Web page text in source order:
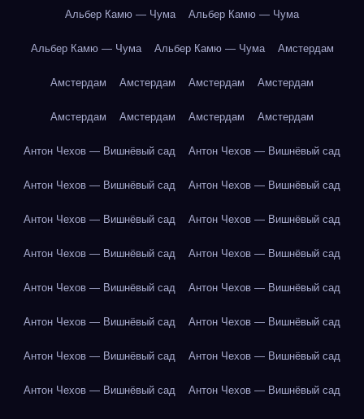
Альбер Камю — Чума Альбер Камю — Чума
Альбер Камю — Чума Альбер Камю — Чума Амстердам
Амстердам Амстердам Амстердам Амстердам
Амстердам Амстердам Амстердам Амстердам
Антон Чехов — Вишнёвый сад Антон Чехов — Вишнёвый сад
Антон Чехов — Вишнёвый сад Антон Чехов — Вишнёвый сад
Антон Чехов — Вишнёвый сад Антон Чехов — Вишнёвый сад
Антон Чехов — Вишнёвый сад Антон Чехов — Вишнёвый сад
Антон Чехов — Вишнёвый сад Антон Чехов — Вишнёвый сад
Антон Чехов — Вишнёвый сад Антон Чехов — Вишнёвый сад
Антон Чехов — Вишнёвый сад Антон Чехов — Вишнёвый сад
Антон Чехов — Вишнёвый сад Антон Чехов — Вишнёвый сад